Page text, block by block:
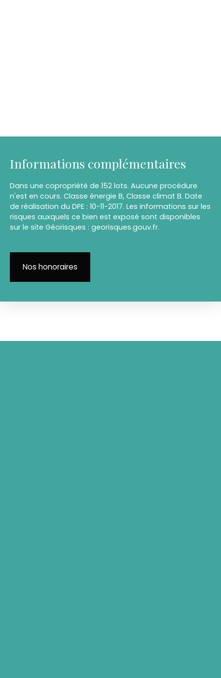
Informations complémentaires
Dans une copropriété de 152 lots. Aucune procédure
n'est en cours. Classe énergie B, Classe climat B. Date
de réalisation du DPE : 10-11-2017. Les informations sur les
risques auxquels ce bien est exposé sont disponibles
sur le site Géorisques : georisques.gouv.fr.
Nos honoraires